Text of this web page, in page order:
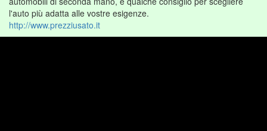
l'auto più adatta alle vostre esigenze.
http://www.prezziusato.it